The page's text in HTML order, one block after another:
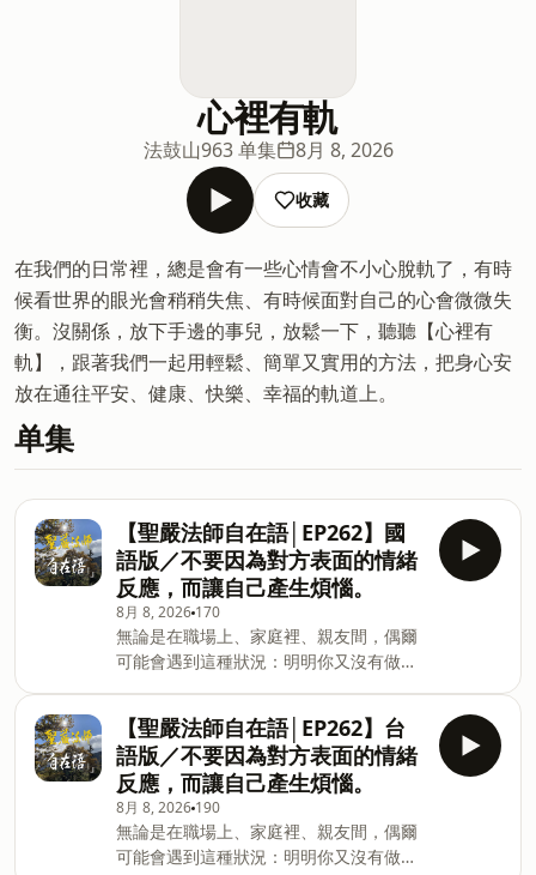
心裡有軌
法鼓山963 单集 8月 8, 2026
收藏
在我們的日常裡，總是會有一些心情會不小心脫軌了，有時
候看世界的眼光會稍稍失焦、有時候面對自己的心會微微失
衡。沒關係，放下手邊的事兒，放鬆一下，聽聽【心裡有
軌】，跟著我們一起用輕鬆、簡單又實用的方法，把身心安
放在通往平安、健康、快樂、幸福的軌道上。
单集
【聖嚴法師自在語│EP262】國
語版／不要因為對方表面的情緒
反應，而讓自己產生煩惱。
8月 8, 2026 170
無論是在職場上、家庭裡、親友間，偶爾
可能會遇到這種狀況：明明你又沒有做什
跟你說話的態度極差。這時候，你會怎麼
做？ 面對這種狀況，聖嚴法師在這一集節
目裡，提到「不要因此對他產生厭惡的
心，對方之所以會有這種狀況，一定是有
原因的，要主動給予關懷，找時間和他談
心。」如果不是你的問題，而是他遇到其
他不舒服的事，你可以安慰他，但自己的
【聖嚴法師自在語│EP262】台
語版／不要因為對方表面的情緒
反應，而讓自己產生煩惱。
8月 8, 2026 190
無論是在職場上、家庭裡、親友間，偶爾
可能會遇到這種狀況：明明你又沒有做什